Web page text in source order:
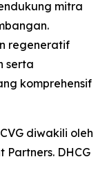
mitra
regeneratif
serta
komprehensif
diwakili oleh
Partners. DHCG